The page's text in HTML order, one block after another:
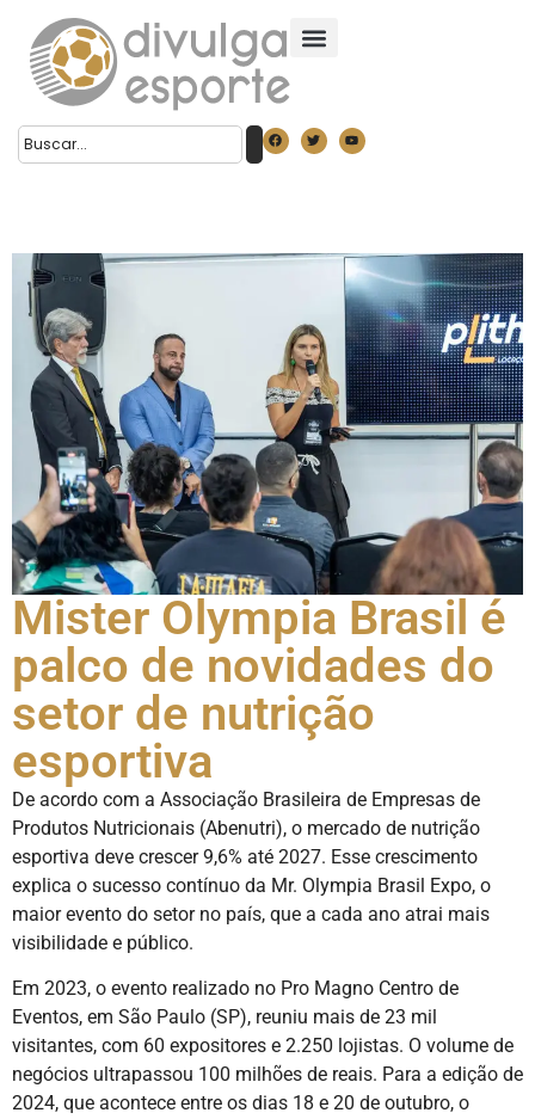
Mister Olympia Brasil é
palco de novidades do
setor de nutrição
esportiva
De acordo com a Associação Brasileira de Empresas de
Produtos Nutricionais (Abenutri), o mercado de nutrição
esportiva deve crescer 9,6% até 2027. Esse crescimento
explica o sucesso contínuo da Mr. Olympia Brasil Expo, o
maior evento do setor no país, que a cada ano atrai mais
visibilidade e público.
Em 2023, o evento realizado no Pro Magno Centro de
Eventos, em São Paulo (SP), reuniu mais de 23 mil
visitantes, com 60 expositores e 2.250 lojistas. O volume de
negócios ultrapassou 100 milhões de reais. Para a edição de
2024, que acontece entre os dias 18 e 20 de outubro, o